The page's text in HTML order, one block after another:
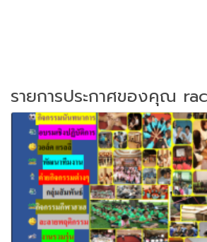
รายการประกาศของคุณ